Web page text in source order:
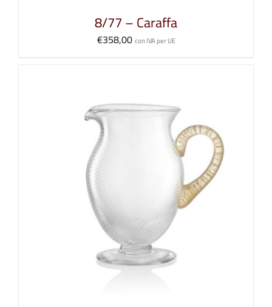
8/77 – Caraffa
€358,00 con IVA per UE